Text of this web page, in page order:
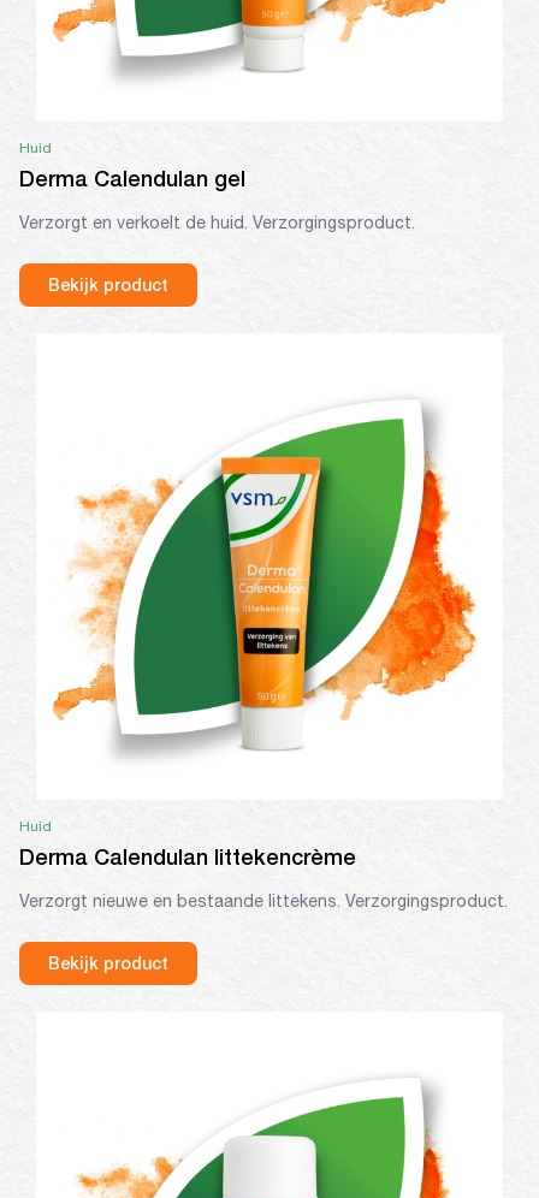
Huid
Derma Calendulan gel
Verzorgt en verkoelt de huid. Verzorgingsproduct.
Bekijk product
Huid
Derma Calendulan littekencrème
Verzorgt nieuwe en bestaande littekens. Verzorgingsproduct.
Bekijk product